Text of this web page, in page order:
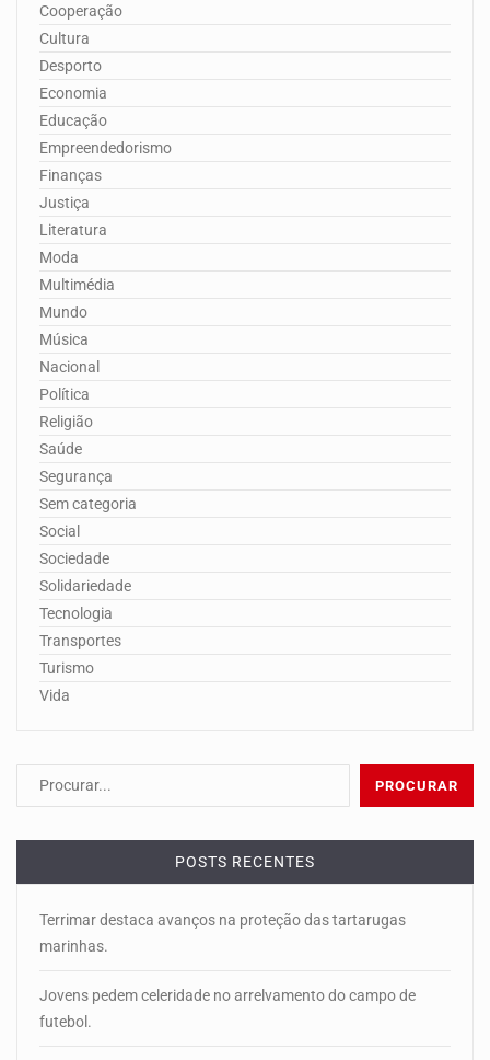
Cooperação
Cultura
Desporto
Economia
Educação
Empreendedorismo
Finanças
Justiça
Literatura
Moda
Multimédia
Mundo
Música
Nacional
Política
Religião
Saúde
Segurança
Sem categoria
Social
Sociedade
Solidariedade
Tecnologia
Transportes
Turismo
Vida
POSTS RECENTES
Terrimar destaca avanços na proteção das tartarugas
marinhas.
Jovens pedem celeridade no arrelvamento do campo de
futebol.